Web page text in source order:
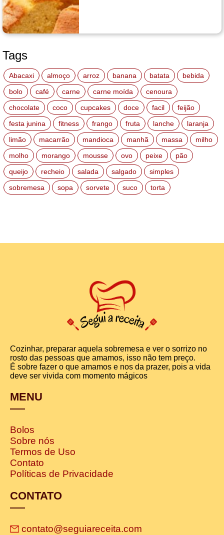
Tags
Abacaxi almoço arroz banana batata
bebida
bolo
café carne carne moída
cenoura
chocolate
coco cupcakes doce facil
feijão
festa junina
fitness frango fruta lanche
laranja
limão
macarrão mandioca manhã massa
milho
molho
morango mousse ovo peixe
pão
queijo
recheio salada salgado
simples
sobremesa
sopa sorvete suco torta
Cozinhar, preparar aquela sobremesa e ver o sorrizo no
rosto das pessoas que amamos, isso não tem preço.
É sobre fazer o que amamos e nos da prazer, pois a vida
deve ser vivida com momento mágicos
MENU
Bolos
Sobre nós
Termos de Uso
Contato
Políticas de Privacidade
CONTATO
contato@seguiareceita.com